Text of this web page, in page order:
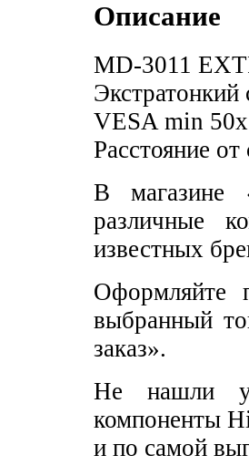
Описание
MD-3011
VESA min
Расстояние
В магазине
различные
известных
Оформляйте
выбранный
заказ».
Не нашли у
компоненты
и по самой